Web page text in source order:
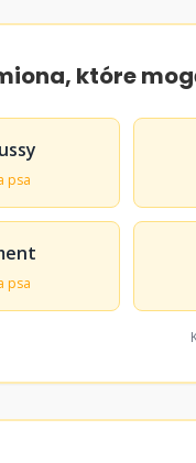
które
psa
psa